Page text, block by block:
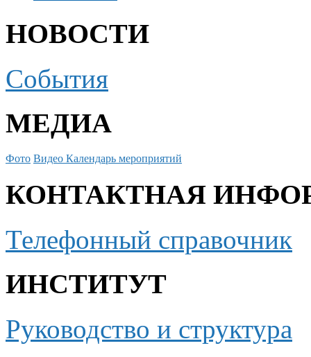
НОВОСТИ
События
МЕДИА
Фото Видео Календарь мероприятий
КОНТАКТНАЯ
Телефонный справочник
ИНСТИТУТ
Руководство и структура